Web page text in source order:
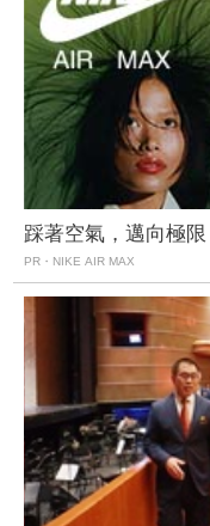
踩著空氣，邁向極
PR・NIKE AIR MAX